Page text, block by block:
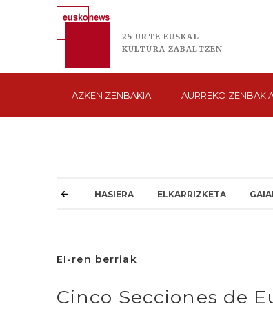
25 URTE EUSKAL
KULTURA ZABALTZEN
AZKEN ZENBAKIA AURREKO
HASIERA ELKARRIZKETA
EI-ren berriak
Cinco Secciones de